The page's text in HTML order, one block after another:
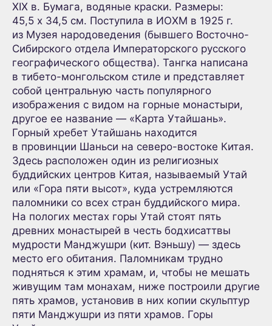
XIX в. Бумага, водяные краски. Размеры:
45,5 х 34,5 см. Поступила в ИОХМ в 1925 г.
из Музея народоведения (бывшего Восточно-
Сибирского отдела Императорского русского
географического общества). Тангка написана
в тибето-монгольском стиле и представляет
собой центральную часть популярного
изображения с видом на горные монастыри,
другое ее название — «Карта Утайшань».
Горный хребет Утайшань находится
в провинции Шаньси на северо-востоке Китая.
Здесь расположен один из религиозных
буддийских центров Китая, называемый Утай
или «Гора пяти высот», куда устремляются
паломники со всех стран буддийского мира.
На пологих местах горы Утай стоят пять
древних монастырей в честь бодхисаттвы
мудрости Манджушри (кит. Вэньшу) — здесь
место его обитания. Паломникам трудно
подняться к этим храмам, и, чтобы не мешать
живущим там монахам, ниже построили другие
пять храмов, установив в них копии скульптур
пяти Манджушри из пяти храмов. Горы